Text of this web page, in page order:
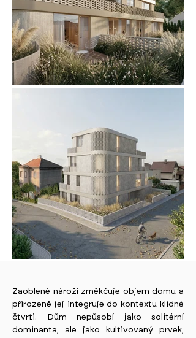
Zaoblené nároží změkčuje objem domu a
přirozeně jej integruje do kontextu klidné
čtvrti. Dům nepůsobí jako solitérní
dominanta, ale jako kultivovaný prvek,